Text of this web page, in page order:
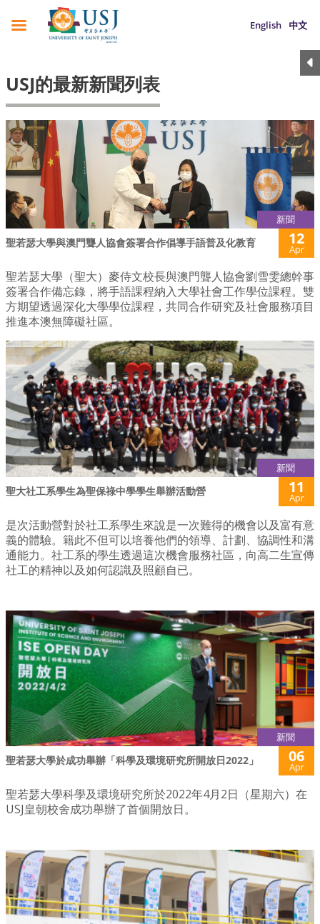
English 中文
USJ的最新新聞列表
新聞
聖若瑟大學與澳門聾人協會簽署合作倡導手語普及化教育 12
Apr
聖若瑟大學（聖大）麥侍文校長與澳門聾人協會劉雪雯總幹事
簽署合作備忘錄，將手語課程納入大學社會工作學位課程。雙
方期望透過深化大學學位課程，共同合作研究及社會服務項目
推進本澳無障礙社區。
新聞
聖大社工系學生為聖保祿中學學生舉辦活動營 11
Apr
是次活動營對於社工系學生來說是一次難得的機會以及富有意
義的體驗。籍此不但可以培養他們的領導、計劃、協調性和溝
通能力。社工系的學生透過這次機會服務社區，向高二生宣傳
社工的精神以及如何認識及照顧自已。
新聞
聖若瑟大學於成功舉辦「科學及環境研究所開放日2022」 06
Apr
聖若瑟大學科學及環境研究所於2022年4月2日（星期六）在
USJ皇朝校舍成功舉辦了首個開放日。